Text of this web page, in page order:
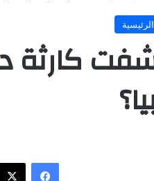
الرئيسية
كارثة
فيسبوك